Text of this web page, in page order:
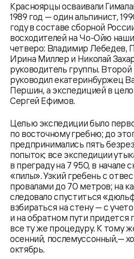
Красноярцы осваивали
1989 год — один альпинист,
году в составе сборной
восходителей на Чо-Ойю
четверо: Владимир Лебедев,
Ирина Миллер и Николай
руководитель группы. Второй
руководил екатеринбуржец
Першин, а экспедицией в
Сергей Ефимов.
Целью экспедиции было
по восточному гребню; до
предпринимались пять
попыток; все экспедиции
в преграду на 7 950, в начале
«пилы». Узкий гребень с
провалами до 70 метров; на
следовало спуститься
взбираться на стену — с
и на обратном пути придется
все ту же процедуру. К тому
осенний, послемуссонный,—
октябрь.